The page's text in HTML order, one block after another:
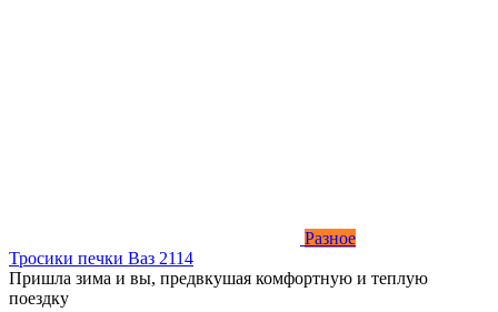
Разное
Тросики печки Ваз 2114
Пришла зима и вы, предвкушая комфортную и теплую
поездку